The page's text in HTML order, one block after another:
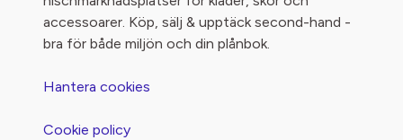
accessoarer. Köp, sälj & upptäck second-hand -
bra för både miljön och din plånbok.
Hantera cookies
Cookie policy